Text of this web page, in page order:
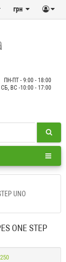
грн
ПН-ПТ - 9:00 - 18:00
СБ, ВС -10:00 - 17:00
UNO
ONE STEP